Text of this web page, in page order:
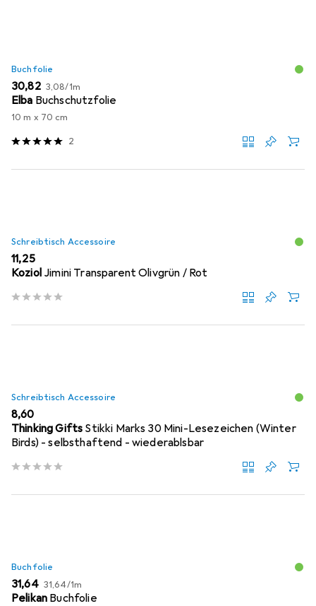
Buchfolie
EUR
30,82 EUR
3,08/1m
Elba Buchschutzfolie
10 m x 70 cm
2
Schreibtisch Accessoire
EUR
11,25
Koziol Jimini Transparent Olivgrün / Rot
Schreibtisch Accessoire
EUR
8,60
Thinking Gifts Stikki Marks 30 Mini-Lesezeichen (Winter
Birds) - selbsthaftend - wiederablsbar
Buchfolie
EUR
31,64 EUR
31,64/1m
Pelikan Buchfolie